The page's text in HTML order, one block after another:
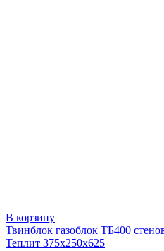
В корзину
Твинблок газоблок ТБ400
Теплит 375х250х625